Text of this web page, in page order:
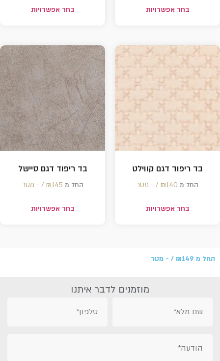
בחר אפשרויות בחר אפשרויות
בד ריפוד דגם קווילט
החל מ ₪140 /‏‏‎ ‎- מטר
בחר אפשרויות
בד ריפוד דגם סיישל
החל מ ₪145 /‏‏‎ ‎- מטר
בחר אפשרויות
החל מ ₪149 /‏‏‎ ‎- מטר
מוזמנים לדבר איתנו